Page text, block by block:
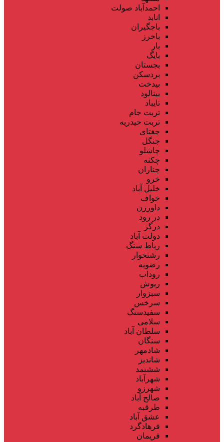
احمدآباد صولت
انابد
باجگیران
باخرز
بار
بایگ
بجستان
بردسکن
بیدخت
بینالود
تایباد
تربت جام
تربت حیدریه
جغتای
جنگل
چاشلو
چکنه
چناران
خرو
خلیل آباد
خواف
داورزن
در رود
درگز
دولت آباد
رباط سنگ
رشتخوار
رضویه
روداب
ریوش
سبزوار
سرخس
سفیدسنگ
سلامی
سلطان آباد
سنگان
شادمهر
شاندیز
ششتمد
شهرآباد
شهرزو
صالح آباد
طرقبه
عشق آباد
فرهادگرد
فریمان